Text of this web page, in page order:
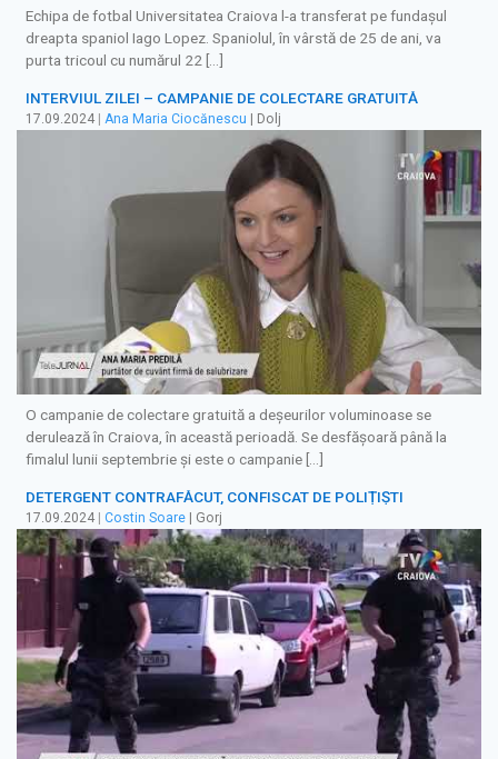
Echipa de fotbal Universitatea Craiova l-a transferat pe fundaşul
dreapta spaniol Iago Lopez. Spaniolul, în vârstă de 25 de ani, va
purta tricoul cu numărul 22 […]
INTERVIUL ZILEI – CAMPANIE DE COLECTARE GRATUITĂ
17.09.2024 Ana Maria Ciocănescu | Dolj
O campanie de colectare gratuită a deşeurilor voluminoase se
derulează în Craiova, în această perioadă. Se desfăşoară până la
fimalul lunii septembrie şi este o campanie […]
DETERGENT CONTRAFĂCUT, CONFISCAT DE POLIȚIȘTI
17.09.2024 Costin Soare | Gorj